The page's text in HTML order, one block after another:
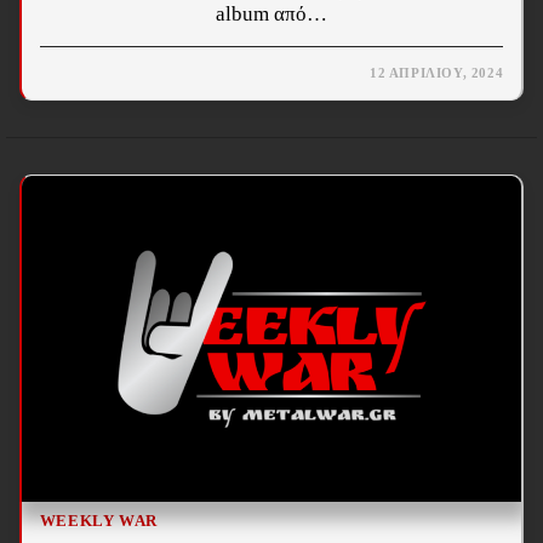
album από…
12 ΑΠΡΙΛΊΟΥ, 2024
WEEKLY WAR